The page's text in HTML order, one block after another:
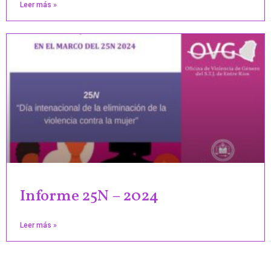
Leer más »
Informe 25N – 2024
Leer más »